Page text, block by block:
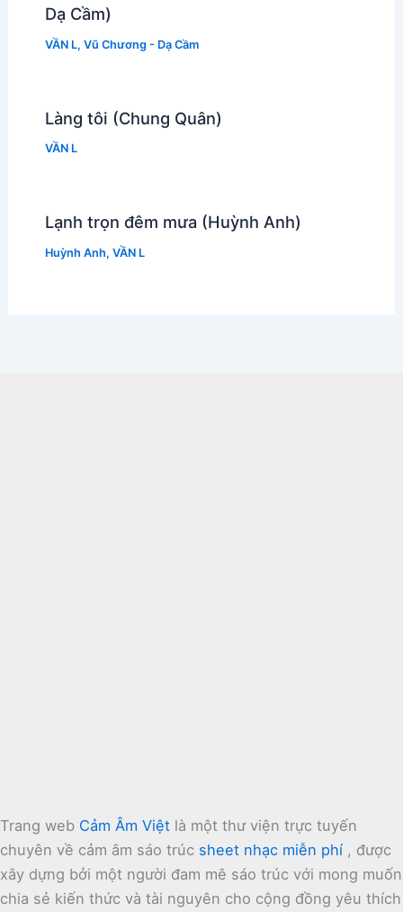
Dạ Cầm)
VẦN L, Vũ Chương - Dạ Cầm
Làng tôi (Chung Quân)
VẦN L
Lạnh trọn đêm mưa (Huỳnh Anh)
Huỳnh Anh, VẦN L
Trang web Cảm Âm Việt là một thư viện trực tuyến
chuyên về cảm âm sáo trúc sheet nhạc miễn phí , được
xây dựng bởi một người đam mê sáo trúc với mong muốn
chia sẻ kiến thức và tài nguyên cho cộng đồng yêu thích